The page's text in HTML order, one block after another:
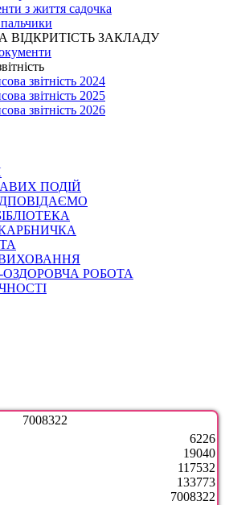
з життя садочка
ВІДКРИТІСТЬ ЗАКЛАДУ
звітність 2024
звітність 2025
звітність 2026
ПОДІЙ
ОЗДОРОВЧА РОБОТА
7008322
6226
19040
117532
133773
7008322